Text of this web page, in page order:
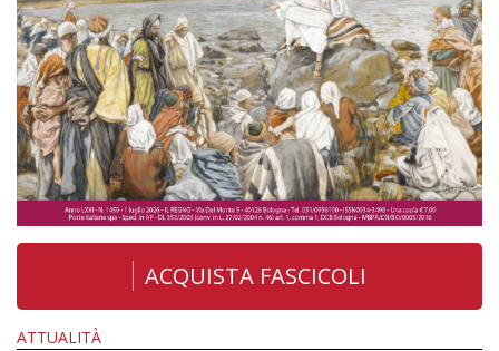
ACQUISTA FASCICOLI
ATTUALITÀ